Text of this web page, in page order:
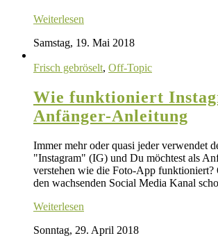
Weiterlesen
Samstag, 19. Mai 2018
Frisch gebröselt, Off-Topic
Wie funktioniert
Anfänger-Anleitung
Immer mehr oder quasi jeder verwendet
"Instagram" (IG) und Du möchtest als
verstehen wie die Foto-App funktioniert?
den wachsenden Social Media Kanal
Weiterlesen
Sonntag, 29. April 2018